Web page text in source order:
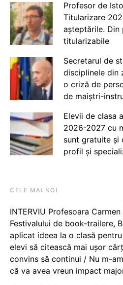
Profesor de
Titularizare
așteptările. Din
titularizabile
Secretarul de
disciplinele din
o criză de
de maiștri-
Elevii de clasa
2026-2027 cu
sunt gratuite și
profil și
CELE MAI NOI
INTERVIU Profesoara
Festivalului de book-trailere,
aplicat ideea la o clasă
elevi să citească mai ușor
convins să continui / Nu m-
că va avea vreun impact